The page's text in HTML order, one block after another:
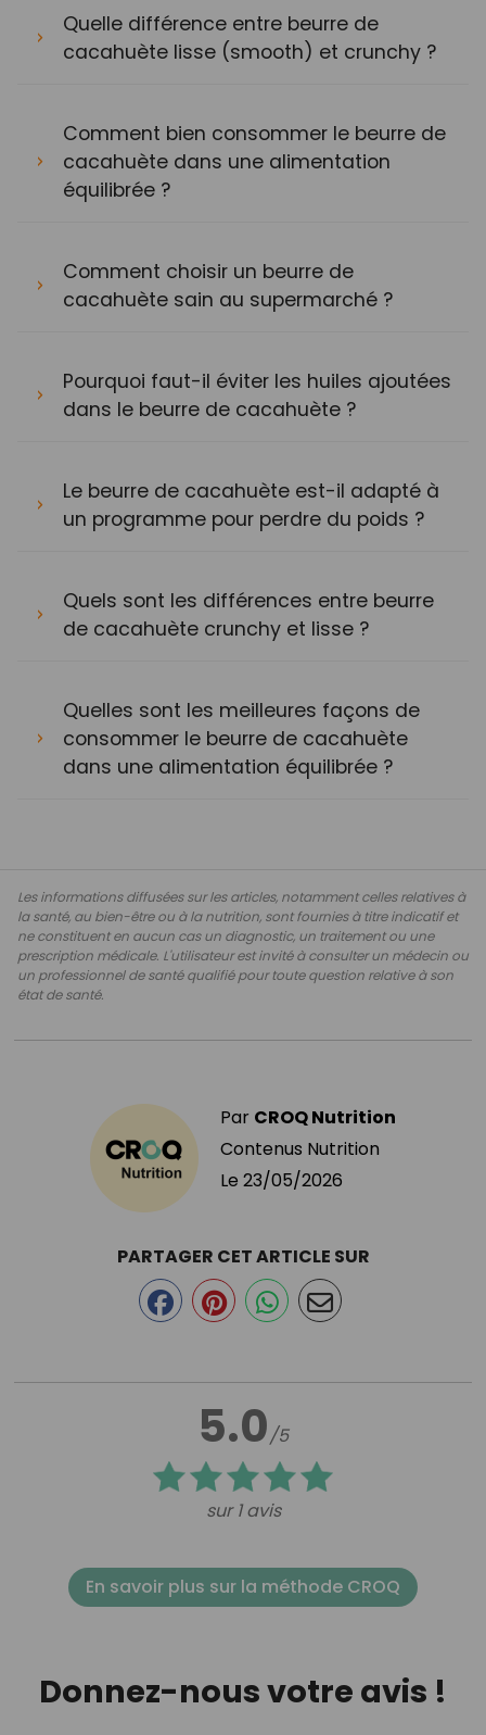
Quelle différence entre beurre de
cacahuète lisse (smooth) et crunchy ?
Comment bien consommer le beurre de
cacahuète dans une alimentation
équilibrée ?
Comment choisir un beurre de
cacahuète sain au supermarché ?
Pourquoi faut-il éviter les huiles ajoutées
dans le beurre de cacahuète ?
Le beurre de cacahuète est-il adapté à
un programme pour perdre du poids ?
Quels sont les différences entre beurre
de cacahuète crunchy et lisse ?
Quelles sont les meilleures façons de
consommer le beurre de cacahuète
dans une alimentation équilibrée ?
Les informations diffusées sur les articles, notamment celles relatives à
la santé, au bien-être ou à la nutrition, sont fournies à titre indicatif et
ne constituent en aucun cas un diagnostic, un traitement ou une
prescription médicale. L'utilisateur est invité à consulter un médecin ou
un professionnel de santé qualifié pour toute question relative à son
état de santé.
Par CROQ Nutrition
Contenus Nutrition
Le 23/05/2026
5.0/5
sur 1 avis
PARTAGER CET ARTICLE SUR
En savoir plus sur la méthode CROQ
Donnez-nous votre avis !